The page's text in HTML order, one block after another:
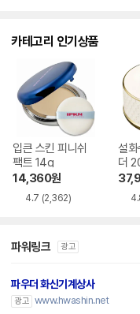
카테고리 인기상품
입큰 스킨 피니쉬
팩트 14g
14,360원
4.7 (2,362)
설
더
파워링크 광고
파우더 화신기계상사
광고 www.hwashin.net